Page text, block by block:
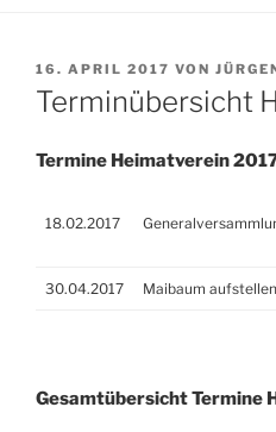
VERÖFFENTLICHT
AM
16. APRIL 2017 VON
Terminübersicht
Termine Heimatverein
18.02.2017
30.04.2017 Maibaum aufstellen
Gesamtübersicht Termine